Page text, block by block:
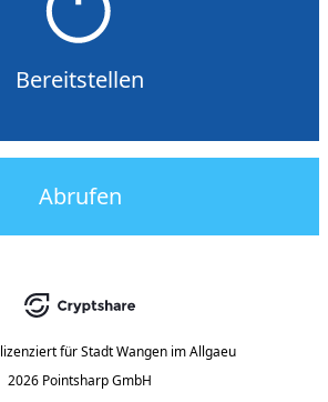
Bereitstellen
Abrufen
lizenziert für Stadt Wangen im Allgaeu
2026 Pointsharp GmbH